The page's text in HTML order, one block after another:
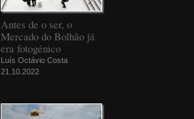
Antes de o ser, o
Mercado do Bolhão já
era fotogénico
Luís Octávio Costa
21.10.2022